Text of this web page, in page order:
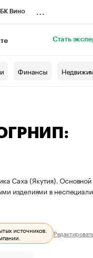
Вино
Стать
Финансы
Саха (Якутия). Основной
изделиями в
источников.